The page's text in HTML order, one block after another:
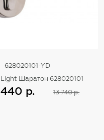
628020101-YD
Шаратон 628020101
р.
13 740 р.